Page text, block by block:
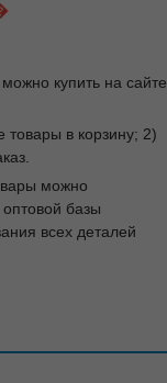
купить на сайте
товары в корзину; 2)
можно
базы
всех деталей